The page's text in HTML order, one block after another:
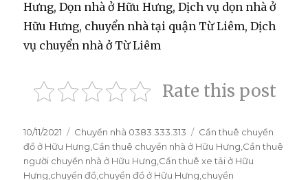
Hưng, Dọn nhà ở Hữu Hưng, Dịch vụ dọn nhà ở
Hữu Hưng, chuyển nhà tại quận Từ Liêm, Dịch
vụ chuyển nhà ở Từ Liêm
Rate this post
Đăng
vào
ngày
10/11/2021
Danh
mục
Chuyển nhà 0383.333.313 Thẻ
Cần thuê chuyển
đồ ở Hữu Hưng Cần thuê chuyển nhà ở Hữu Hưng Cần thuê
người chuyền nhà ở Hữu Hưng Cần thuê xe tải ở Hữu
Hưng chuyển đồ chuyển đồ ở Hữu Hưng chuyển